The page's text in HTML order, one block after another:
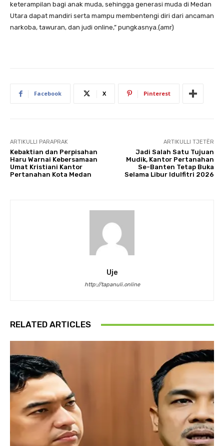
keterampilan bagi anak muda, sehingga generasi muda di Medan
Utara dapat mandiri serta mampu membentengi diri dari ancaman
narkoba, tawuran, dan judi online,” pungkasnya.(amr)
Facebook X Pinterest
ARTIKULLI PARAPRAK
Kebaktian dan Perpisahan
Haru Warnai Kebersamaan
Umat Kristiani Kantor
Pertanahan Kota Medan
ARTIKULLI TJETËR
Jadi Salah Satu Tujuan
Mudik, Kantor Pertanahan
Se-Banten Tetap Buka
Selama Libur Idulfitri 2026
Uje
http://tapanuli.online
RELATED ARTICLES